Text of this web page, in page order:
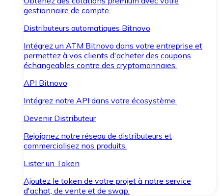
gestionnaire de compte.
Distributeurs automatiques Bitnovo
Intégrez un ATM Bitnovo dans votre entreprise et
permettez à vos clients d'acheter des coupons
échangeables contre des cryptomonnaies.
API Bitnovo
Intégrez notre API dans votre écosystème.
Devenir Distributeur
Rejoignez notre réseau de distributeurs et
commercialisez nos produits.
Lister un Token
Ajoutez le token de votre projet à notre service
d'achat, de vente et de swap.